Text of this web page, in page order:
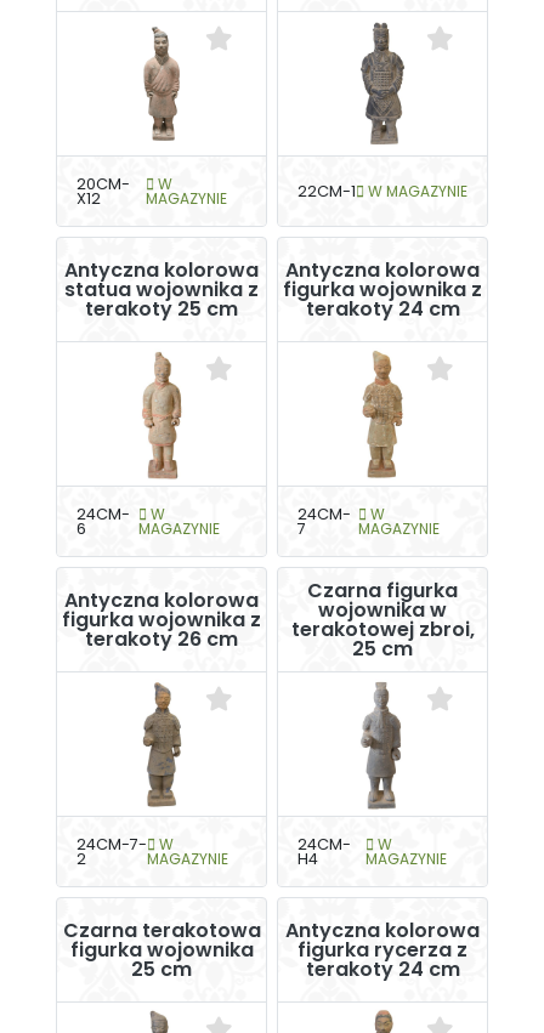
20CM-
X12
W
MAGAZYNIE 22CM-1 W MAGAZYNIE
Antyczna kolorowa
statua wojownika z
terakoty 25 cm
24CM-
6
W
MAGAZYNIE
Antyczna kolorowa
figurka wojownika z
terakoty 24 cm
24CM-
7
W
MAGAZYNIE
Antyczna kolorowa
figurka wojownika z
terakoty 26 cm
24CM-7-
2
W
MAGAZYNIE
Czarna figurka
wojownika w
terakotowej zbroi,
25 cm
24CM-
H4
W
MAGAZYNIE
Czarna terakotowa
figurka wojownika
25 cm
Antyczna kolorowa
figurka rycerza z
terakoty 24 cm